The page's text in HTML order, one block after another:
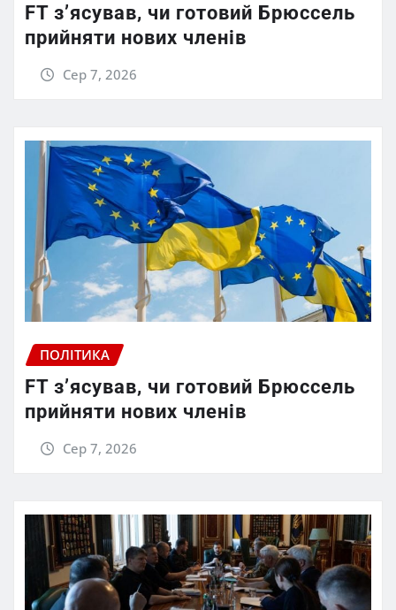
FT зʼясував, чи готовий Брюссель
прийняти нових членів
Сер 7, 2026
ПОЛІТИКА
FT зʼясував, чи готовий Брюссель
прийняти нових членів
Сер 7, 2026